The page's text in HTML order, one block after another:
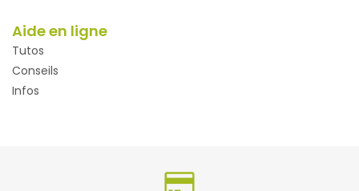
Aide en ligne
Tutos
Conseils
Infos